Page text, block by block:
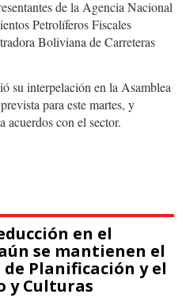
de la Agencia Nacional
Petrolíferos Fiscales
Boliviana de Carreteras
su interpelación en la Asamblea
para este martes, y
acuerdos con el sector.
en el
se mantienen el
Planificación y el
y Culturas